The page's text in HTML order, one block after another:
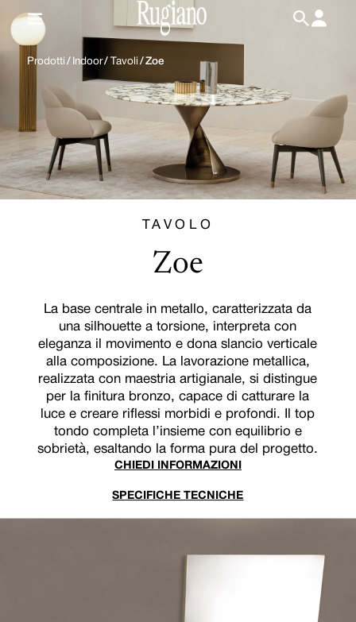
IT / EN
Prodotti / Indoor/ Tavoli / Zoe
TAVOLO
Zoe
La base centrale in metallo, caratterizzata da
una silhouette a torsione, interpreta con
eleganza il movimento e dona slancio verticale
alla composizione. La lavorazione metallica,
realizzata con maestria artigianale, si distingue
per la finitura bronzo, capace di catturare la
luce e creare riflessi morbidi e profondi. Il top
tondo completa l’insieme con equilibrio e
sobrietà, esaltando la forma pura del progetto.
CHIEDI INFORMAZIONI
SPECIFICHE TECNICHE